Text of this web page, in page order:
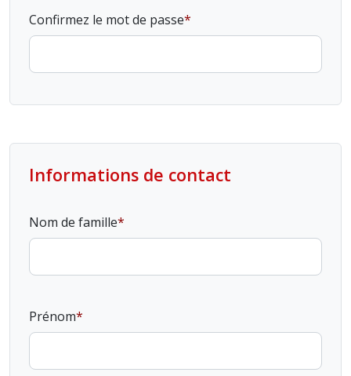
Confirmez le mot de passe
Informations de contact
Nom de famille
Prénom